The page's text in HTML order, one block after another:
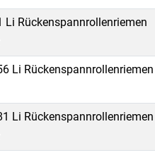
Rückenspannrollenriemen
Li Rückenspannrollenriemen
Li Rückenspannrollenriemen